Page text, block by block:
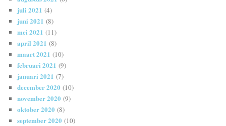
juli 2021 (4)
juni 2021 (8)
mei 2021 (11)
april 2021 (8)
maart 2021 (10)
februari 2021 (9)
januari 2021 (7)
december 2020 (10)
november 2020 (9)
oktober 2020 (8)
september 2020 (10)